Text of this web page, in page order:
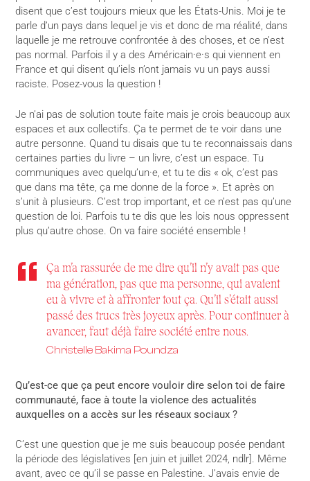
disent que c’est toujours mieux que les États-Unis. Moi je te
parle d’un pays dans lequel je vis et donc de ma réalité, dans
laquelle je me retrouve confrontée à des choses, et ce n’est
pas normal. Parfois il y a des Américain·e·s qui viennent en
France et qui disent qu’iels n’ont jamais vu un pays aussi
raciste. Posez-vous la question !
Je n’ai pas de solution toute faite mais je crois beaucoup aux
espaces et aux collectifs. Ça te permet de te voir dans une
autre personne. Quand tu disais que tu te reconnaissais dans
certaines parties du livre – un livre, c’est un espace. Tu
communiques avec quelqu’un·e, et tu te dis « ok, c’est pas
que dans ma tête, ça me donne de la force ». Et après on
s’unit à plusieurs. C’est trop important, et ce n’est pas qu’une
question de loi. Parfois tu te dis que les lois nous oppressent
plus qu’autre chose. On va faire société ensemble !
Ça m’a rassurée de me dire qu’il n’y avait pas que
ma génération, pas que ma personne, qui avaient
eu à vivre et à affronter tout ça. Qu’il s’était aussi
passé des trucs très joyeux après. Pour continuer à
avancer, faut déjà faire société entre nous.
Christelle Bakima Poundza
Qu’est-ce que ça peut encore vouloir dire selon toi de faire
communauté, face à toute la violence des actualités
auxquelles on a accès sur les réseaux sociaux ?
C’est une question que je me suis beaucoup posée pendant
la période des législatives [en juin et juillet 2024, ndlr]. Même
avant, avec ce qu’il se passe en Palestine. J’avais envie de